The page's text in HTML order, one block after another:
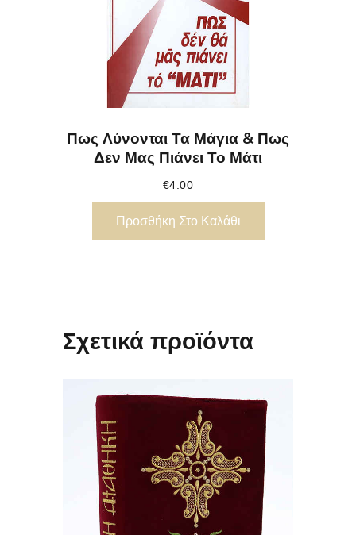
Πως Λύνονται Τα Μάγια & Πως
Δεν Μας Πιάνει Το Μάτι
€4.00
Προσθήκη Στο Καλάθι
Σχετικά προϊόντα